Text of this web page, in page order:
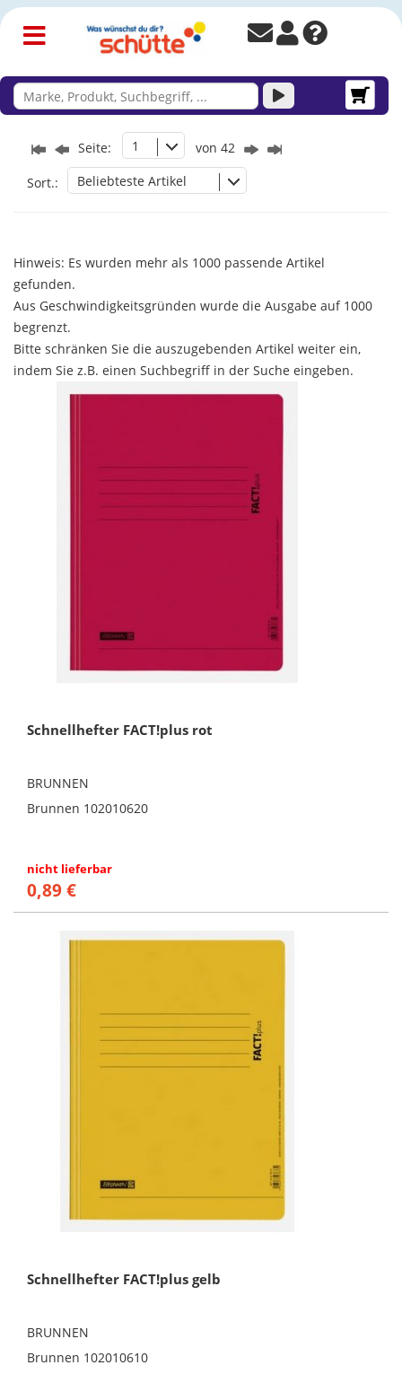
Seite: 1 von 42
Sort.: Beliebteste Artikel
Hinweis: Es wurden mehr als 1000 passende Artikel
gefunden.
Aus Geschwindigkeitsgründen wurde die Ausgabe auf 1000
begrenzt.
Bitte schränken Sie die auszugebenden Artikel weiter ein,
indem Sie z.B. einen Suchbegriff in der Suche eingeben.
Schnellhefter FACT!plus rot
BRUNNEN
Brunnen 102010620
nicht lieferbar
0,89 €
Schnellhefter FACT!plus gelb
BRUNNEN
Brunnen 102010610